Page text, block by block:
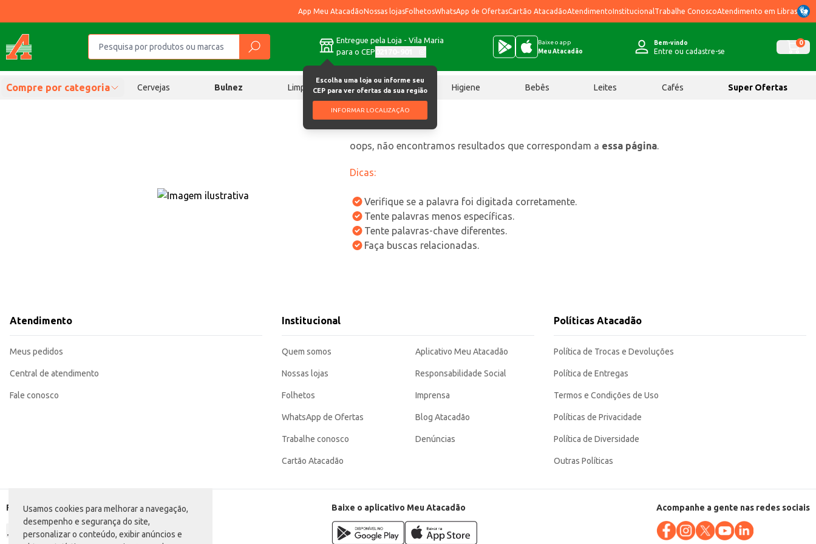
Usamos cookies para melhorar a navegação,
desempenho e segurança do site,
personalizar o conteúdo, exibir anúncios e
App Meu AtacadãoNossas lojasFolhetosWhatsApp de OfertasCartão AtacadãoAtendimentoInstitucional Trabalhe ConoscoAtendimento em Libras
Entregue pela Loja - Vila Maria
para o CEP
Escolha uma loja ou informe seu
CEP para ver ofertas da sua região
INFORMAR LOCALIZAÇÃO
Baixe o app
Meu Atacadão
Bem-vindo
Entre ou cadastre-se
0
Compre por categoria Cervejas Bulnez Limpeza Chocolates Higiene Bebês Leites Cafés Super Ofertas
oops, não encontramos resultados que correspondam a essa página.
Dicas:
Verifique se a palavra foi digitada corretamente.
Tente palavras menos específicas.
Tente palavras-chave diferentes.
Faça buscas relacionadas.
Atendimento
Meus pedidos
Central de atendimento
Fale conosco
Institucional
Quem somos
Nossas lojas
Folhetos
WhatsApp de Ofertas
Trabalhe conosco
Cartão Atacadão
Aplicativo Meu Atacadão
Responsabilidade Social
Imprensa
Blog Atacadão
Denúncias
Políticas Atacadão
Política de Trocas e Devoluções
Política de Entregas
Termos e Condições de Uso
Políticas de Privacidade
Política de Diversidade
Outras Políticas
Formas de pagamento Baixe o aplicativo Meu Atacadão Acompanhe a gente nas redes sociais